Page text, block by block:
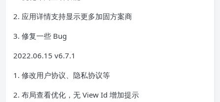
2. 应用详情支持显示更多加固方案商
3. 修复一些 Bug
2022.06.15 v6.7.1
1. 修改用户协议、隐私协议等
2. 布局查看优化，无 View Id 增加提示